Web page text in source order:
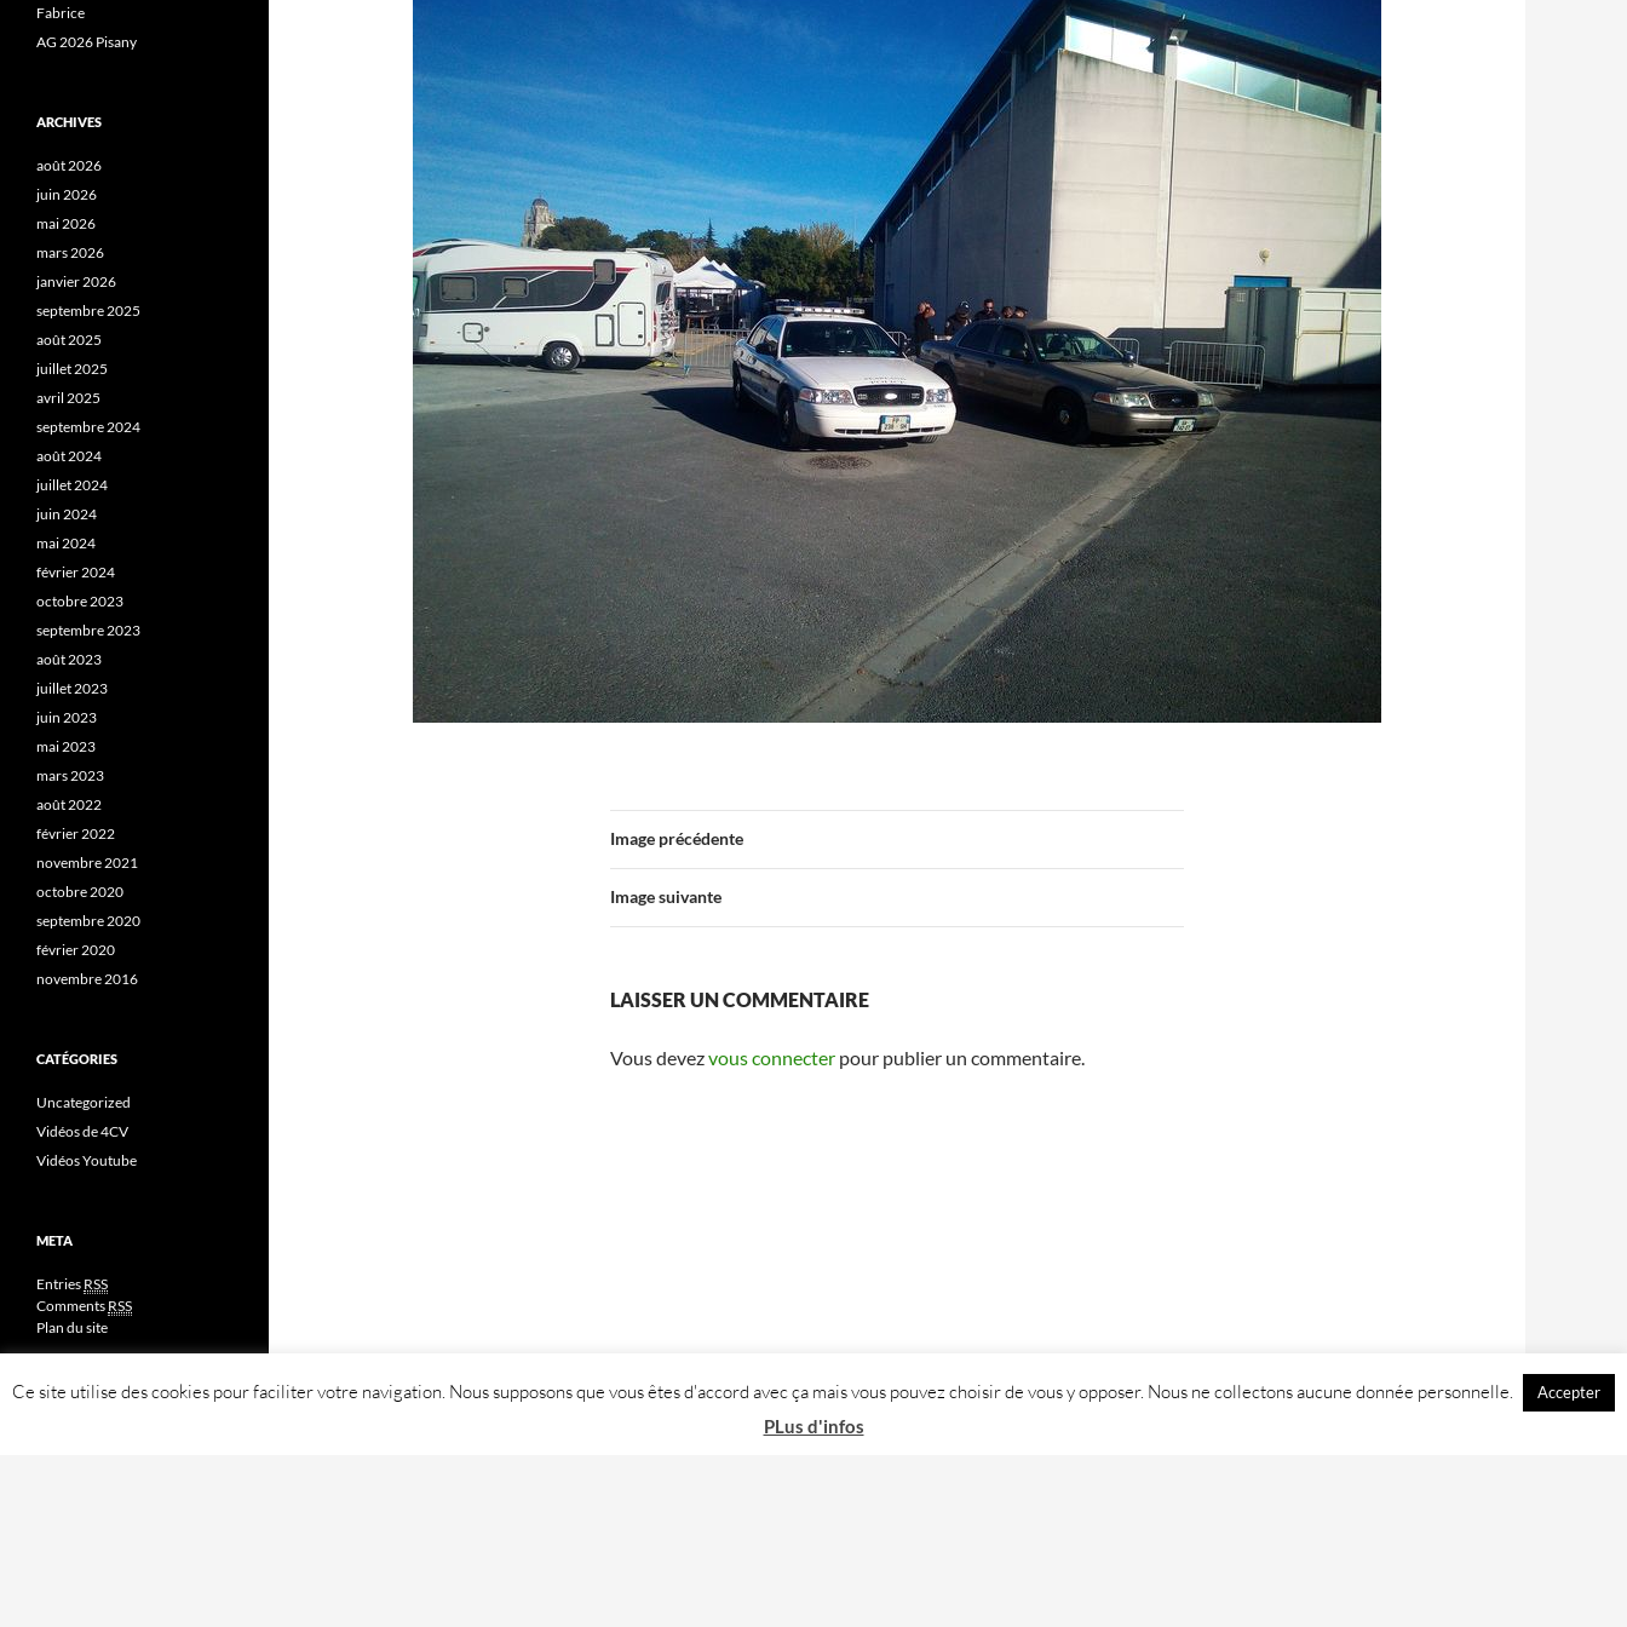
Image précédente
Image suivante
LAISSER UN COMMENTAIRE
Vous devezvous connecter pour publier un commentaire.
Fabrice
AG 2026 Pisany
ARCHIVES
août 2026
juin 2026
mai 2026
mars 2026
janvier 2026
septembre 2025
août 2025
juillet 2025
avril 2025
septembre 2024
août 2024
juillet 2024
juin 2024
mai 2024
février 2024
octobre 2023
septembre 2023
août 2023
juillet 2023
juin 2023
mai 2023
mars 2023
août 2022
février 2022
novembre 2021
octobre 2020
septembre 2020
février 2020
novembre 2016
CATÉGORIES
Uncategorized
Vidéos de 4CV
Vidéos Youtube
META
Entries RSS
Comments RSS
Plan du site
Ce site utilise des cookies pour faciliter votre navigation. Nous supposons que vous êtes d'accord avec ça mais vous pouvez choisir de vous y opposer. Nous ne collectons aucune donnée personnelle. Accepter
PLus d'infos